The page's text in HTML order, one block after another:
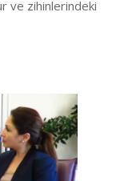
ve zihinlerindeki